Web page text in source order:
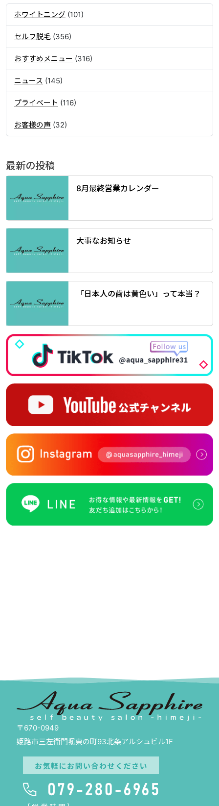
ホワイトニング (101)
セルフ脱毛 (356)
おすすめメニュー (316)
ニュース (145)
プライベート (116)
お客様の声 (32)
最新の投稿
8月最終営業カレンダー
大事なお知らせ
「日本人の歯は黄色い」って本当？
〒670-0949
姫路市三左衛門堀東の町93北条アルシュビル1F